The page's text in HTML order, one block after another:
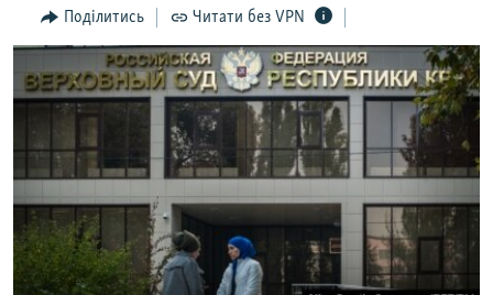
Перейти
до
пошуку
ПОГЛЯД
ІНТЕРВ'Ю
ВСЕ ЗА ДЕНЬ
СПЕЦПРОЕКТИ
ДЕПОРТАЦІЯ
ВІДЕОУРОКИ «ELIFBE»
СВІДЧЕННЯ ОКУПАЦІЇ
ЯК ОБІЙТИ БЛОКУВАННЯ
Русский
Qırımtatar
Поділитись Читати без VPN